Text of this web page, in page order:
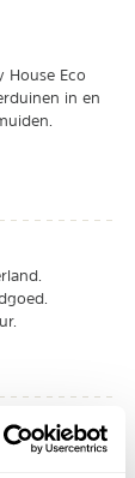
House Eco
in en